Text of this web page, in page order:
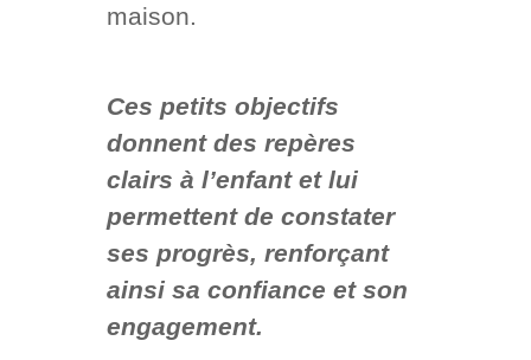
maison.
Ces petits objectifs
donnent des repères
clairs à l’enfant et lui
permettent de constater
ses progrès, renforçant
ainsi sa confiance et son
engagement.